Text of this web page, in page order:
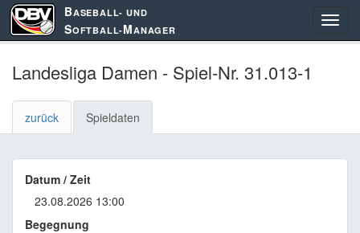
BASEBALL- UND
SOFTBALL-MANAGER
Landesliga Damen - Spiel-Nr. 31.013-1
zurück Spieldaten
Datum / Zeit
23.08.2026 13:00
Begegnung